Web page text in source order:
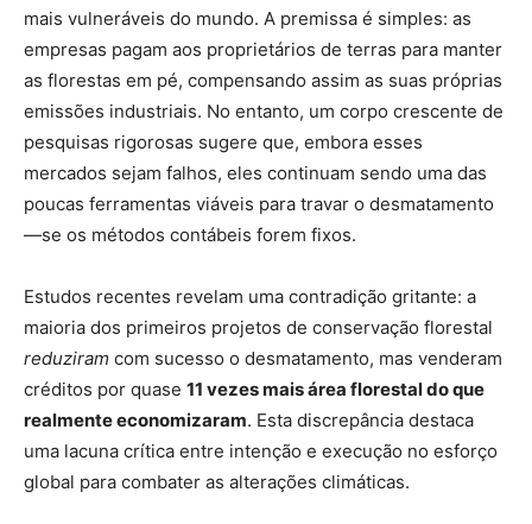
mais vulneráveis do mundo. A premissa é simples: as
empresas pagam aos proprietários de terras para manter
as florestas em pé, compensando assim as suas próprias
emissões industriais. No entanto, um corpo crescente de
pesquisas rigorosas sugere que, embora esses
mercados sejam falhos, eles continuam sendo uma das
poucas ferramentas viáveis para travar o desmatamento
—se os métodos contábeis forem fixos.
Estudos recentes revelam uma contradição gritante: a
maioria dos primeiros projetos de conservação florestal
reduziram com sucesso o desmatamento, mas venderam
créditos por quase 11 vezes mais área florestal do que
realmente economizaram. Esta discrepância destaca
uma lacuna crítica entre intenção e execução no esforço
global para combater as alterações climáticas.